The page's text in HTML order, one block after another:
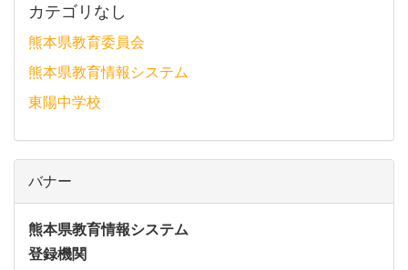
カテゴリなし
熊本県教育委員会
熊本県教育情報システム
東陽中学校
バナー
熊本県教育情報システム
登録機関